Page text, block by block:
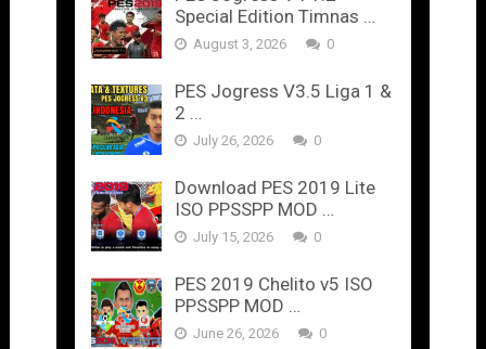
Special Edition Timnas …
August 3, 2026 0
PES Jogress V3.5 Liga 1 &
2 …
July 26, 2026 0
Download PES 2019 Lite
ISO PPSSPP MOD …
July 15, 2026 0
PES 2019 Chelito v5 ISO
PPSSPP MOD …
June 26, 2026 0